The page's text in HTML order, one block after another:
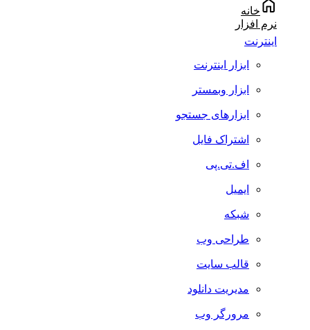
خانه
نرم افزار
اینترنت
ابزار اینترنت
ابزار وبمستر
ابزارهای جستجو
اشتراک فایل
اف.تی.پی
ایمیل
شبکه
طراحی وب
قالب سایت
مدیریت دانلود
مرورگر وب